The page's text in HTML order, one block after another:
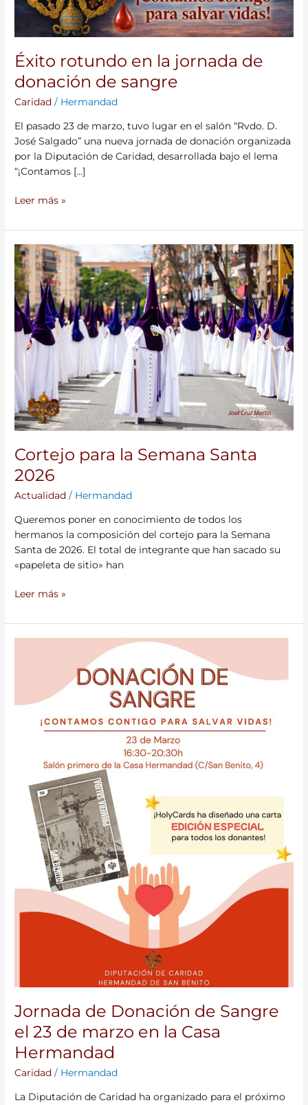
Éxito rotundo en la jornada de
donación de sangre
Caridad / Hermandad
El pasado 23 de marzo, tuvo lugar en el salón “Rvdo. D.
José Salgado” una nueva jornada de donación organizada
por la Diputación de Caridad, desarrollada bajo el lema
“¡Contamos […]
Leer más »
Cortejo para la Semana Santa
2026
Actualidad / Hermandad
Queremos poner en conocimiento de todos los
hermanos la composición del cortejo para la Semana
Santa de 2026. El total de integrante que han sacado su
«papeleta de sitio» han
Cortejo
para
la
Semana
Santa
2026
Leer más »
Jornada de Donación de Sangre
el 23 de marzo en la Casa
Hermandad
Caridad / Hermandad
La Diputación de Caridad ha organizado para el próximo
Sangre
marzo
Casa
Hermandad